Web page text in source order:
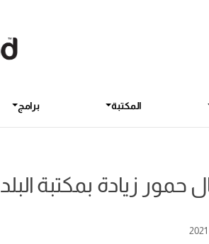
المكتبة برامج
حمور زيادة بمكتبة البلد